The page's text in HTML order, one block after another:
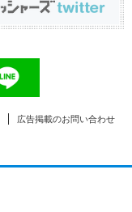
広告掲載のお問い合わせ